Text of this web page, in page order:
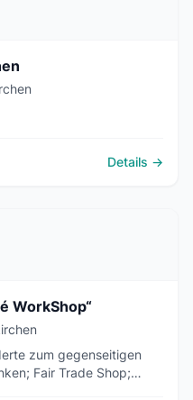
Details →
WorkShop“
zum gegenseitigen
Fair Trade Shop;